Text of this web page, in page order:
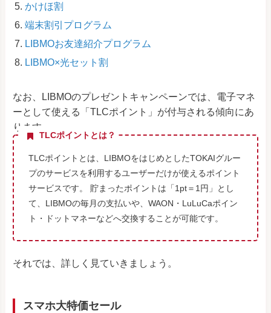
かけほ割
端末割引プログラム
LIBMOお友達紹介プログラム
LIBMO×光セット割
なお、LIBMOのプレゼントキャンペーンでは、電子マネ
ーとして使える「TLCポイント」が付与される傾向にあ
ります。
TLCポイントとは？
TLCポイントとは、LIBMOをはじめとしたTOKAIグルー
プのサービスを利用するユーザーだけが使えるポイント
サービスです。
貯まったポイントは「1pt＝1円」とし
て、LIBMOの毎月の支払いや、WAON・LuLuCaポイン
ト・ドットマネーなどへ交換することが可能です。
それでは、詳しく見ていきましょう。
スマホ大特価セール